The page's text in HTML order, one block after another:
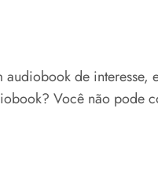
de
Você não pode